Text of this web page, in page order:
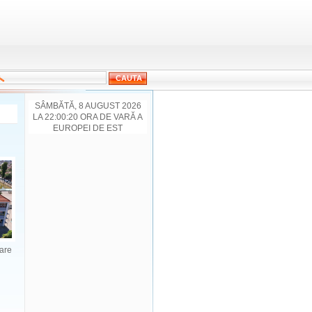
SÂMBĂTĂ, 8 AUGUST 2026
LA 22:00:20 ORA DE VARĂ A
EUROPEI DE EST